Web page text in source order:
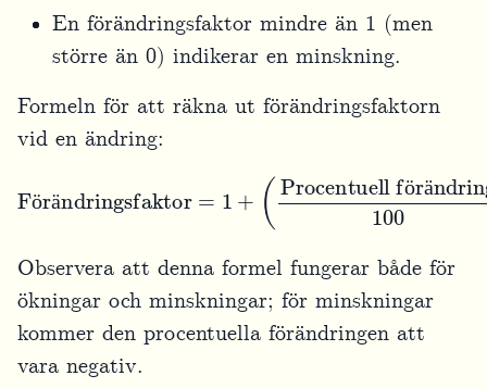
En förändringsfaktor mindre än 1 (men
större än 0) indikerar en minskning.
Formeln för att räkna ut förändringsfaktorn
vid en ändring:
ö ä
ö ä
1+(
Procentuell förändring100)
Observera att denna formel fungerar både för
ökningar och minskningar; för minskningar
kommer den procentuella förändringen att
vara negativ.